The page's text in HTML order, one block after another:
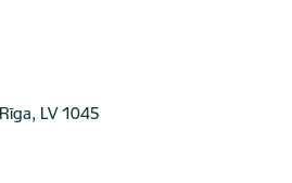
LV 1045